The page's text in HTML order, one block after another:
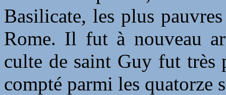
Basilicate, les plus
Rome. Il fut à nouveau
culte de saint Guy fut très
compté parmi les quatorze